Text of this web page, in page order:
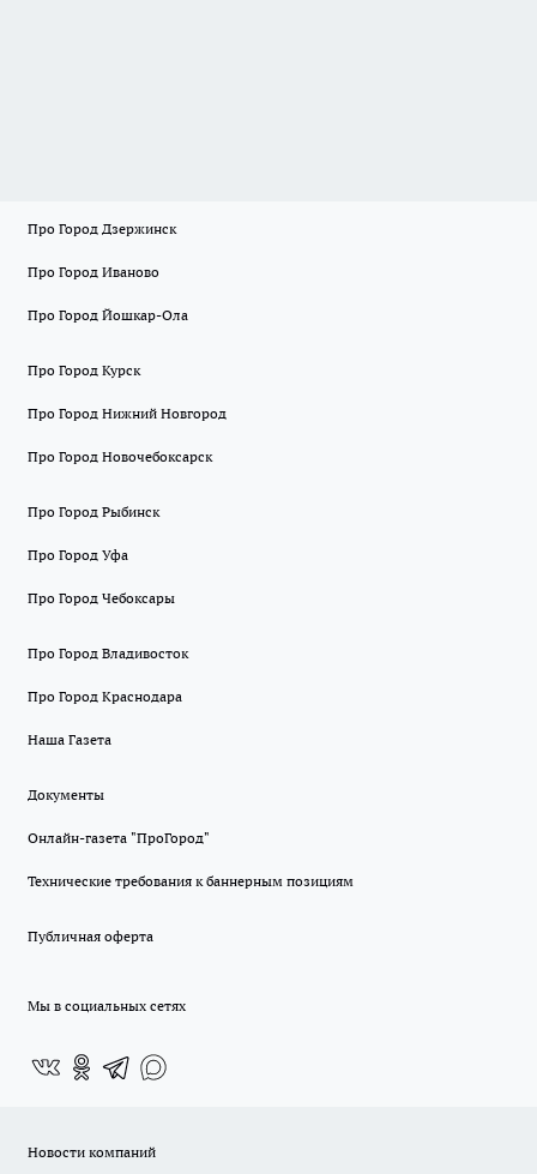
Про Город Дзержинск
Про Город Иваново
Про Город Йошкар-Ола
Про Город Курск
Про Город Нижний Новгород
Про Город Новочебоксарск
Про Город Рыбинск
Про Город Уфа
Про Город Чебоксары
Про Город Владивосток
Про Город Краснодара
Наша Газета
Документы
Онлайн-газета "ПроГород"
Технические требования к баннерным позициям
Публичная оферта
Мы в социальных сетях
Новости компаний